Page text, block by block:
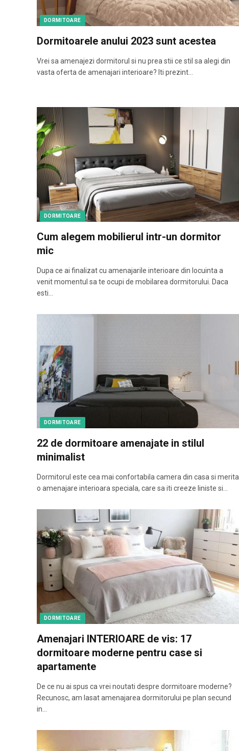
DORMITOARE
Dormitoarele anului 2023 sunt acestea
Vrei sa amenajezi dormitorul si nu prea stii ce stil sa alegi din
vasta oferta de amenajari interioare? Iti prezint…
DORMITOARE
Cum alegem mobilierul intr-un dormitor
mic
Dupa ce ai finalizat cu amenajarile interioare din locuinta a
venit momentul sa te ocupi de mobilarea dormitorului. Daca
esti…
DORMITOARE
22 de dormitoare amenajate in stilul
minimalist
Dormitorul este cea mai confortabila camera din casa si merita
o amenajare interioara speciala, care sa iti creeze liniste si…
DORMITOARE
Amenajari INTERIOARE de vis: 17
dormitoare moderne pentru case si
apartamente
De ce nu ai spus ca vrei noutati despre dormitoare moderne?
Recunosc, am lasat amenajarea dormitorului pe plan secund
in…